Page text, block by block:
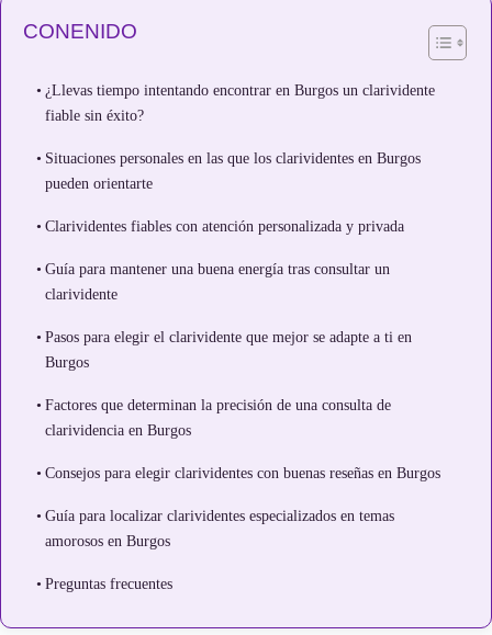
CONENIDO
¿Llevas tiempo intentando encontrar en Burgos un clarividente
fiable sin éxito?
Situaciones personales en las que los clarividentes en Burgos
pueden orientarte
Clarividentes fiables con atención personalizada y privada
Guía para mantener una buena energía tras consultar un
clarividente
Pasos para elegir el clarividente que mejor se adapte a ti en
Burgos
Factores que determinan la precisión de una consulta de
clarividencia en Burgos
Consejos para elegir clarividentes con buenas reseñas en Burgos
Guía para localizar clarividentes especializados en temas
amorosos en Burgos
Preguntas frecuentes